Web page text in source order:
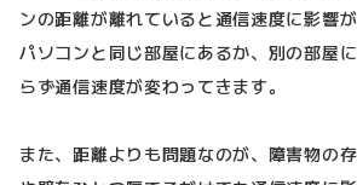
ンの距離が離れていると通信速度に影響
パソコンと同じ部屋にあるか、別の部屋
らず通信速度が変わってきます。
また、距離よりも問題なのが、障害物の